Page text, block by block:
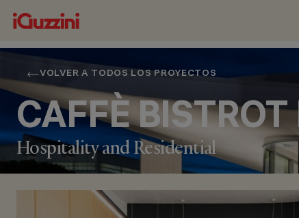
VOLVER A TODOS LOS PROYECTOS
CAFFÈ
Hospitality and Residential